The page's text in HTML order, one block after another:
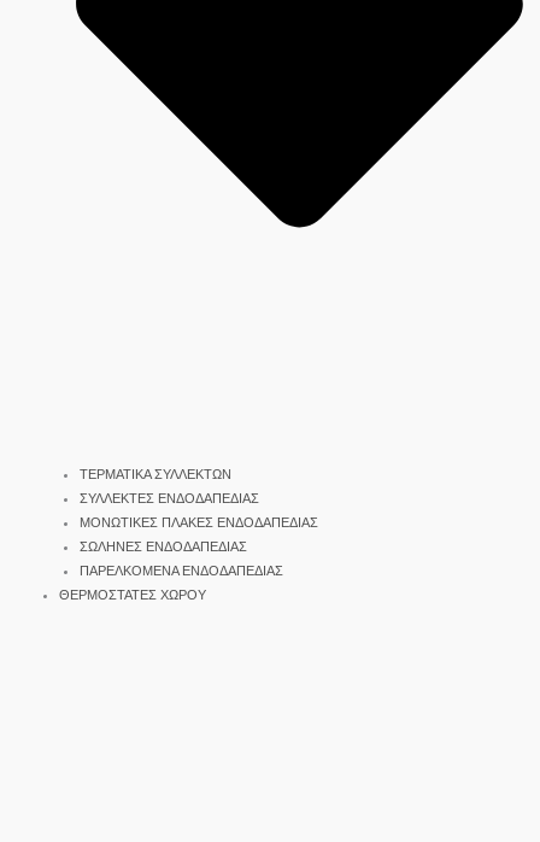
ΤΕΡΜΑΤΙΚΑ ΣΥΛΛΕΚΤΩΝ
ΣΥΛΛΕΚΤΕΣ ΕΝΔΟΔΑΠΕΔΙΑΣ
ΜΟΝΩΤΙΚΕΣ ΠΛΑΚΕΣ ΕΝΔΟΔΑΠΕΔΙΑΣ
ΣΩΛΗΝΕΣ ΕΝΔΟΔΑΠΕΔΙΑΣ
ΠΑΡΕΛΚΟΜΕΝΑ ΕΝΔΟΔΑΠΕΔΙΑΣ
ΘΕΡΜΟΣΤΑΤΕΣ ΧΩΡΟΥ